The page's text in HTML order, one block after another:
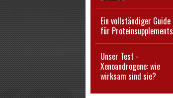
Ein vollständiger Guide
für Proteinsupplements
Unser Test -
Xenoandrogene: wie
wirksam sind sie?